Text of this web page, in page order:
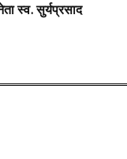
स्व. सुर्यप्रसाद